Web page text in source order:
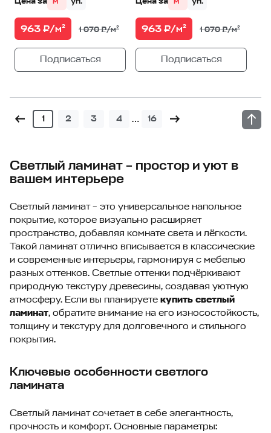
963 ₽/м² 1 070 ₽/м²
Подписаться
963 ₽/м² 1 070 ₽/м²
Подписаться
1 2 3 4 … 16
Светлый ламинат – простор и уют в
вашем интерьере
Светлый ламинат – это универсальное напольное
покрытие, которое визуально расширяет
пространство, добавляя комнате света и лёгкости.
Такой ламинат отлично вписывается в классические
и современные интерьеры, гармонируя с мебелью
разных оттенков. Светлые оттенки подчёркивают
природную текстуру древесины, создавая уютную
атмосферу. Если вы планируете купить светлый
ламинат, обратите внимание на его износостойкость,
толщину и текстуру для долговечного и стильного
покрытия.
Ключевые особенности светлого
ламината
Светлый ламинат сочетает в себе элегантность,
прочность и комфорт. Основные параметры: